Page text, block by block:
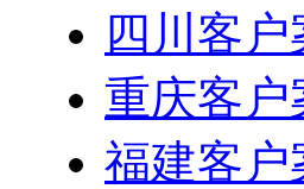
四川客
重庆客户
福建客户